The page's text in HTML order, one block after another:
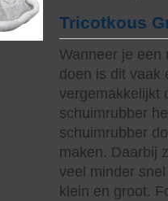
Tricotkous
Wanneer je een
doen is dit vaak
vergemakkelijkt
schuimrubber
schuimrubber
maken. Daarbij
veel minder
klein en groot.